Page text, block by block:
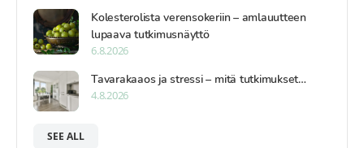
Kolesterolista verensokeriin – amlauutteen
lupaava tutkimusnäyttö
6.8.2026
Tavarakaaos ja stressi – mitä tutkimukset…
4.8.2026
SEE ALL